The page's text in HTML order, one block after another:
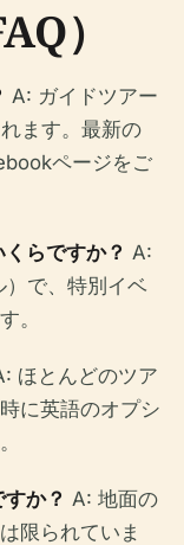
）
A: ガイドツアー
ます。最新の
ページをご
らですか？ A:
で、特別イベ
。
ほとんどのツア
に英語のオプシ
か？ A: 地面の
限られていま